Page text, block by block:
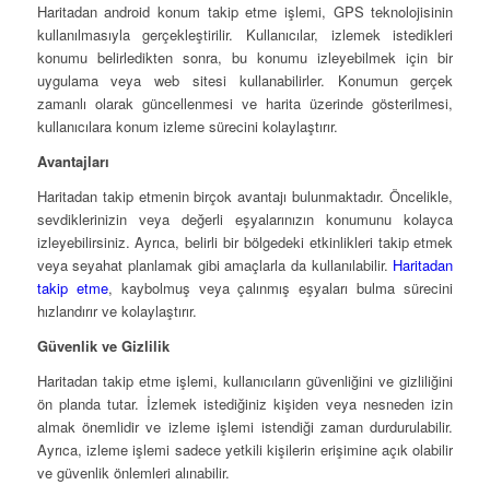
Haritadan android konum takip etme işlemi, GPS teknolojisinin
kullanılmasıyla gerçekleştirilir. Kullanıcılar, izlemek istedikleri
konumu belirledikten sonra, bu konumu izleyebilmek için bir
uygulama veya web sitesi kullanabilirler. Konumun gerçek
zamanlı olarak güncellenmesi ve harita üzerinde gösterilmesi,
kullanıcılara konum izleme sürecini kolaylaştırır.
Avantajları
Haritadan takip etmenin birçok avantajı bulunmaktadır. Öncelikle,
sevdiklerinizin veya değerli eşyalarınızın konumunu kolayca
izleyebilirsiniz. Ayrıca, belirli bir bölgedeki etkinlikleri takip etmek
veya seyahat planlamak gibi amaçlarla da kullanılabilir. Haritadan
takip etme, kaybolmuş veya çalınmış eşyaları bulma sürecini
hızlandırır ve kolaylaştırır.
Güvenlik ve Gizlilik
Haritadan takip etme işlemi, kullanıcıların güvenliğini ve gizliliğini
ön planda tutar. İzlemek istediğiniz kişiden veya nesneden izin
almak önemlidir ve izleme işlemi istendiği zaman durdurulabilir.
Ayrıca, izleme işlemi sadece yetkili kişilerin erişimine açık olabilir
ve güvenlik önlemleri alınabilir.